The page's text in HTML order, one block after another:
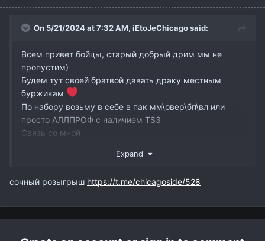
On 5/21/2024 at 7:32 AM, iEtoJeChicagosaid:
Всем привет бойцы, старый добрый дрим мы не
пропустим)
Будем тут своей братвой давать драку местным
буржикам
По набору возьму в себе в пак мм\овер\бп\вл или
просто АЛЛПРОФ с наличием TS3
Связь со мной
https://vk.com/professorla2
РОЗЫГРЫШhttps://t.me/chicagoside/528
Expand
сочный розыгрыш https://t.me/chicagoside/528